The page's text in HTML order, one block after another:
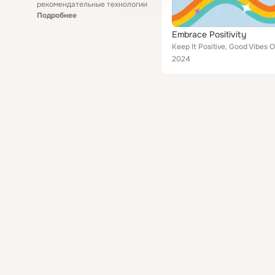
рекомендательные технологии
Подробнее
Embrace Positivity
2024